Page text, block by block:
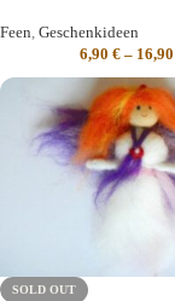
Feen, Geschenkideen
6,90 €– 16,90
SOLD OUT